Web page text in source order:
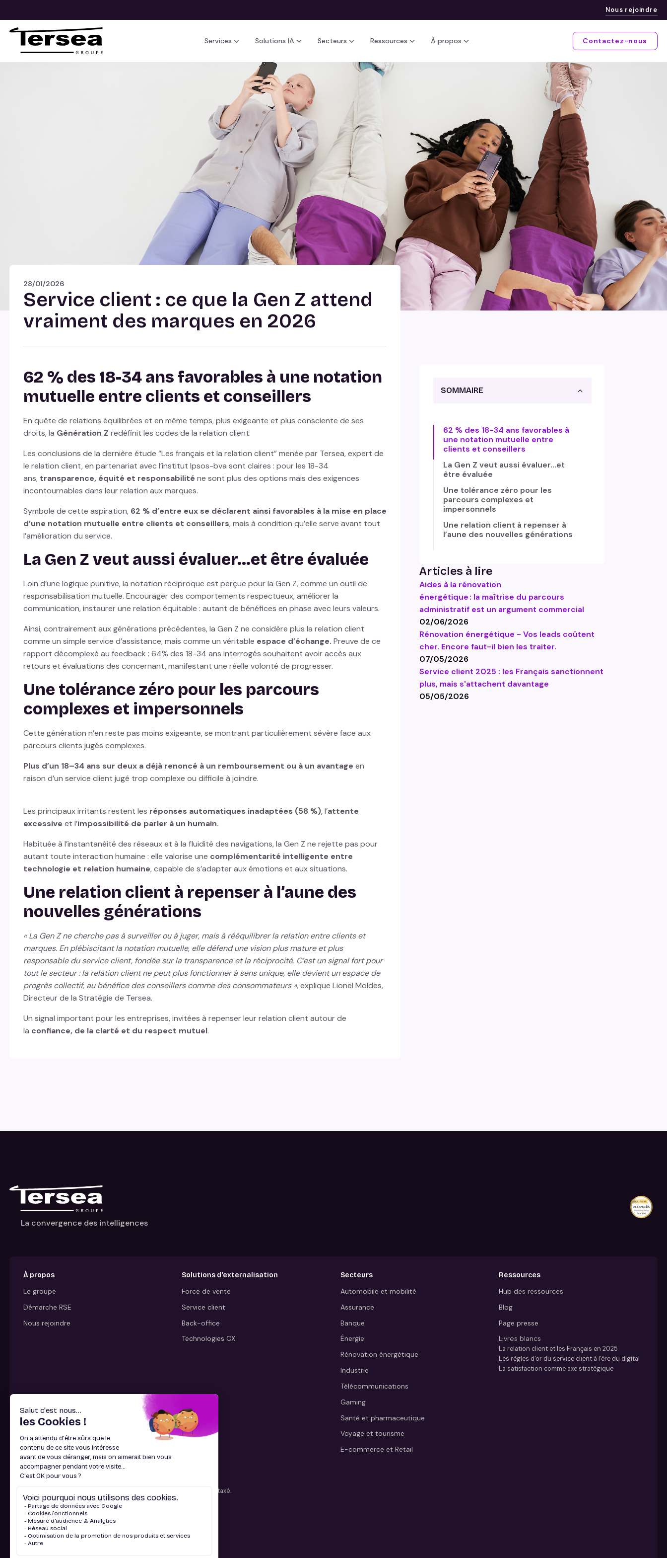
Nous rejoindre
Services Solutions IA Secteurs Ressources À propos Contactez-nous
28/01/2026
Service client : ce que la Gen Z attend
vraiment des marques en 2026
62 % des 18-34 ans favorables à une notation
mutuelle entre clients et conseillers
En quête de relations équilibrées et en même temps, plus exigeante et plus consciente de ses
droits, la Génération Z redéfinit les codes de la relation client.
Les conclusions de la dernière étude “Les français et la relation client” menée par Tersea, expert de
le relation client, en partenariat avec l’institut Ipsos-bva sont claires : pour les 18-34
ans, transparence, équité et responsabilité ne sont plus des options mais des exigences
incontournables dans leur relation aux marques.
Symbole de cette aspiration, 62 % d’entre eux se déclarent ainsi favorables à la mise en place
d’une notation mutuelle entre clients et conseillers, mais à condition qu’elle serve avant tout
l’amélioration du service.
La Gen Z veut aussi évaluer...et être évaluée
Loin d’une logique punitive, la notation réciproque est perçue pour la Gen Z, comme un outil de
responsabilisation mutuelle. Encourager des comportements respectueux, améliorer la
communication, instaurer une relation équitable : autant de bénéfices en phase avec leurs valeurs.
Ainsi, contrairement aux générations précédentes, la Gen Z ne considère plus la relation client
comme un simple service d’assistance, mais comme un véritable espace d’échange. Preuve de ce
rapport décomplexé au feedback : 64% des 18-34 ans interrogés souhaitent avoir accès aux
retours et évaluations des concernant, manifestant une réelle volonté de progresser.
Une tolérance zéro pour les parcours
complexes et impersonnels
Cette génération n’en reste pas moins exigeante, se montrant particulièrement sévère face aux
parcours clients jugés complexes.
Plus d’un 18–34 ans sur deux a déjà renoncé à un remboursement ou à un avantage en
raison d’un service client jugé trop complexe ou difficile à joindre.
Les principaux irritants restent les réponses automatiques inadaptées (58 %), l’attente
excessive et l’impossibilité de parler à un humain.
Habituée à l’instantanéité des réseaux et à la fluidité des navigations, la Gen Z ne rejette pas pour
autant toute interaction humaine : elle valorise une complémentarité intelligente entre
technologie et relation humaine, capable de s’adapter aux émotions et aux situations.
Une relation client à repenser à l’aune des
nouvelles générations
« La Gen Z ne cherche pas à surveiller ou à juger, mais à rééquilibrer la relation entre clients et
marques. En plébiscitant la notation mutuelle, elle défend une vision plus mature et plus
responsable du service client, fondée sur la transparence et la réciprocité. C’est un signal fort pour
tout le secteur : la relation client ne peut plus fonctionner à sens unique, elle devient un espace de
progrès collectif, au bénéfice des conseillers comme des consommateurs », explique Lionel Moldes,
Directeur de la Stratégie de Tersea.
Un signal important pour les entreprises, invitées à repenser leur relation client autour de
la confiance, de la clarté et du respect mutuel.
SOMMAIRE
62 % des 18-34 ans favorables à
une notation mutuelle entre
clients et conseillers
La Gen Z veut aussi évaluer...et
être évaluée
Une tolérance zéro pour les
parcours complexes et
impersonnels
Une relation client à repenser à
l’aune des nouvelles générations
Articles à lire
Aides à la rénovation
énergétique : la maîtrise du parcours
administratif est un argument commercial
02/06/2026
Rénovation énergétique - Vos leads coûtent
cher. Encore faut-il bien les traiter.
07/05/2026
Service client 2025 : les Français sanctionnent
plus, mais s'attachent davantage
05/05/2026
La convergence des intelligences
À propos
Le groupe
Démarche RSE
Nous rejoindre
Solutions d'externalisation
Force de vente
Service client
Back-office
Technologies CX
Secteurs
Automobile et mobilité
Assurance
Banque
Énergie
Rénovation énergétique
Industrie
Télécommunications
Gaming
Santé et pharmaceutique
Voyage et tourisme
E-commerce et Retail
Ressources
Hub des ressources
Blog
Page presse
Livres blancs
La relation client et les Français en 2025
Les règles d'or du service client à l'ère du digital
La satisfaction comme axe stratégique
Contactez-nous
Du lundi au samedi de 8h à 20h hors jours fériés – Appel non surtaxé.
01 84 88 74 09
Suivez-nous sur les réseaux